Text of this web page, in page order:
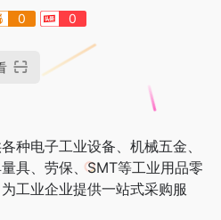
0 0
种电子工业设备、机械五金、
具、劳保、SMT等工业用品零
工业企业提供一站式采购服